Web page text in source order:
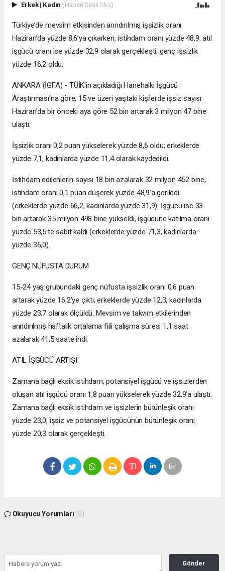
Erkek| Kadın (Haberi Sesli Oku)
Türkiye’de mevsim etkisinden arındırılmış işsizlik oranı
Haziran’da yüzde 8,6’ya çıkarken, istihdam oranı yüzde 48,9, atıl
işgücü oranı ise yüzde 32,9 olarak gerçekleşti; genç işsizlik
yüzde 16,2 oldu.
ANKARA (İGFA) - TÜİK'in açıkladığı Hanehalkı İşgücü
Araştırması’na göre, 15 ve üzeri yaştaki kişilerde işsiz sayısı
Haziran’da bir önceki aya göre 52 bin artarak 3 milyon 47 bine
ulaştı.
İşsizlik oranı 0,2 puan yükselerek yüzde 8,6 oldu; erkeklerde
yüzde 7,1, kadınlarda yüzde 11,4 olarak kaydedildi.
İstihdam edilenlerin sayısı 18 bin azalarak 32 milyon 452 bine,
istihdam oranı 0,1 puan düşerek yüzde 48,9’a geriledi
(erkeklerde yüzde 66,2, kadınlarda yüzde 31,9). İşgücü ise 33
bin artarak 35 milyon 498 bine yükseldi, işgücüne katılma oranı
yüzde 53,5’te sabit kaldı (erkeklerde yüzde 71,3, kadınlarda
yüzde 36,0).
GENÇ NÜFUSTA DURUM
15-24 yaş grubundaki genç nüfusta işsizlik oranı 0,6 puan
artarak yüzde 16,2’ye çıktı; erkeklerde yüzde 12,3, kadınlarda
yüzde 23,7 olarak ölçüldü. Mevsim ve takvim etkilerinden
arındırılmış haftalık ortalama fiili çalışma süresi 1,1 saat
azalarak 41,5 saate indi.
ATIL İŞGÜCÜ ARTIŞI
Zamana bağlı eksik istihdam, potansiyel işgücü ve işsizlerden
oluşan atıl işgücü oranı 1,8 puan yükselerek yüzde 32,9’a ulaştı.
Zamana bağlı eksik istihdam ve işsizlerin bütünleşik oranı
yüzde 23,0, işsiz ve potansiyel işgücünün bütünleşik oranı
yüzde 20,3 olarak gerçekleşti.
Okuyucu Yorumları (0)
Gönder